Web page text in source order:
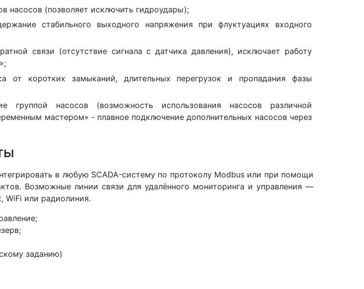
насосов (позволяет исключить гидроудары);
стабильного выходного напряжения при флуктуациях входного
связи (отсутствие сигнала с датчика давления), исключает работу
от коротких замыканий, длительных перегрузок и пропадания фазы
группой насосов (возможность использования насосов различной
мастером» - плавное подключение дополнительных насосов через
в любую SCADA-систему по протоколу Modbus или при помощи
Возможные линии связи для удалённого мониторинга и управления —
WiFi или радиолиния.
заданию)